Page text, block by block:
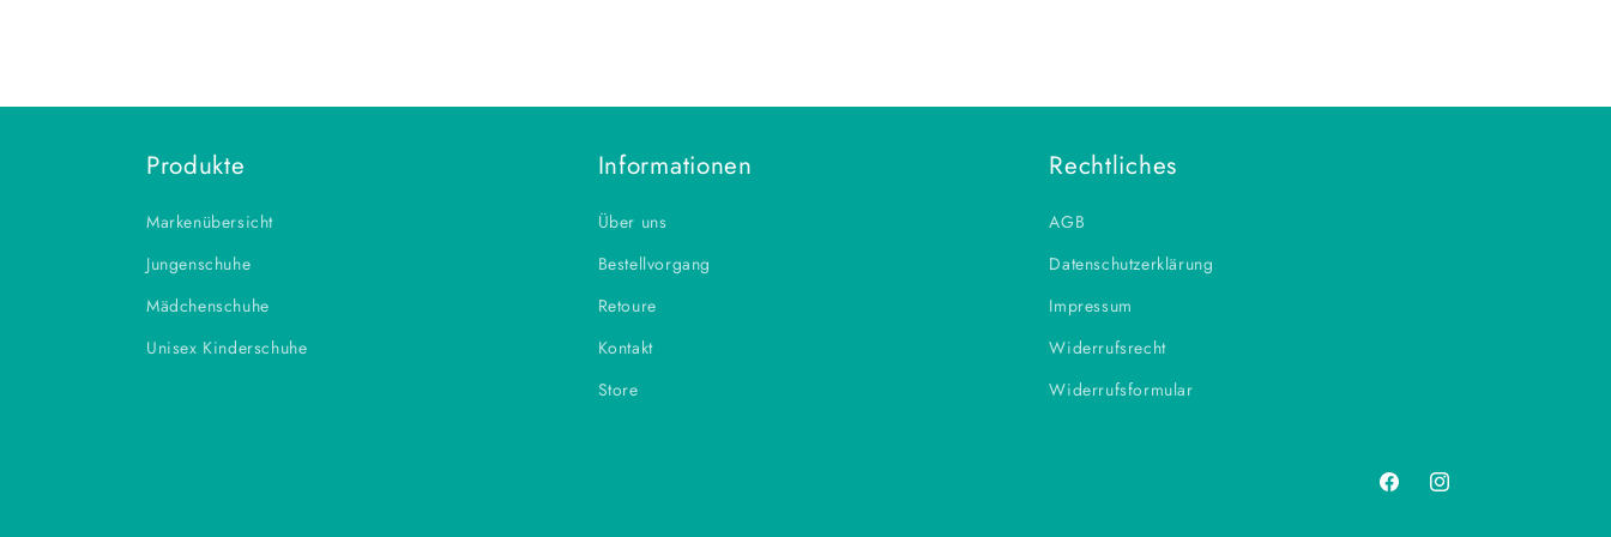
Produkte
Markenübersicht
Jungenschuhe
Mädchenschuhe
Unisex Kinderschuhe
Informationen
Über uns
Bestellvorgang
Retoure
Kontakt
Store
Rechtliches
AGB
Datenschutzerklärung
Impressum
Widerrufsrecht
Widerrufsformular
FacebookInstagram